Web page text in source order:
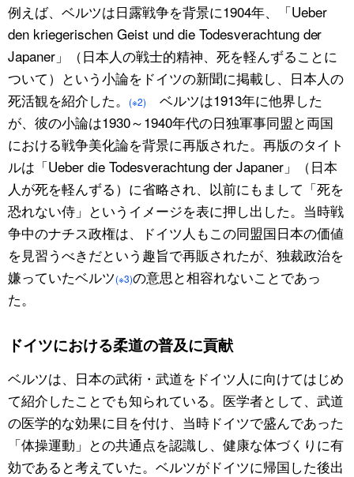
例えば、ベルツは日露戦争を背景に1904年、「Ueber
den kriegerischen Geist und die Todesverachtung der
Japaner」（日本人の戦士的精神、死を軽んずることに
ついて）という小論をドイツの新聞に掲載し、日本人の
死活観を紹介した。
(※2)
ベルツは1913年に他界した
が、彼の小論は1930～1940年代の日独軍事同盟と両国
における戦争美化論を背景に再版された。再版のタイト
ルは「Ueber die Todesverachtung der Japaner」（日本
人が死を軽んずる）に省略され、以前にもまして「死を
恐れない侍」というイメージを表に押し出した。当時戦
争中のナチス政権は、ドイツ人もこの同盟国日本の価値
を見習うべきだという趣旨で再販されたが、独裁政治を
嫌っていたベルツ(※3)の意思と相容れないことであっ
た。
ドイツにおける柔道の普及に貢献
ベルツは、日本の武術・武道をドイツ人に向けてはじめ
て紹介したことでも知られている。医学者として、武道
の医学的な効果に目を付け、当時ドイツで盛んであった
「体操運動」との共通点を認識し、健康な体づくりに有
効であると考えていた。ベルツがドイツに帰国した後出